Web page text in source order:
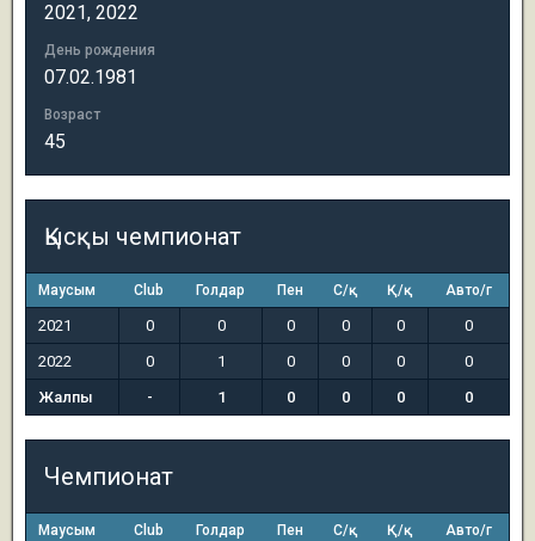
2021, 2022
День рождения
07.02.1981
Возраст
45
Қысқы чемпионат
Маусым Club Голдар Пен С/қ Қ/қ Авто/г
2021 0 0 0 0 0
0
2022
0 1 0 0 0
0
Жалпы
- 1 0 0 0 0
Чемпионат
Маусым Club Голдар Пен С/қ Қ/қ Авто/г